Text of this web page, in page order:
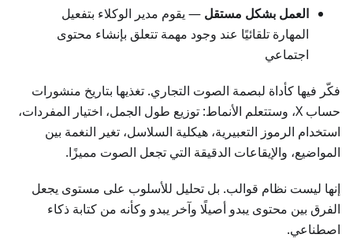
العمل بشكل مستقل — يقوم مدير الوكلاء بتفعيل
المهارة تلقائيًا عند وجود مهمة تتعلق بإنشاء محتوى
اجتماعي
فكّر فيها كأداة لبصمة الصوت التجاري. تغذيها بتاريخ منشورات
حساب X، وستتعلم الأنماط: توزيع طول الجمل، اختيار المفردات،
استخدام الرموز التعبيرية، هيكلية السلاسل، تغير النغمة بين
المواضيع، والإيقاعات الدقيقة التي تجعل الصوت مميزًا.
إنها ليست نظام قوالب. بل تحليل للأسلوب على مستوى يجعل
الفرق بين محتوى يبدو أصيلًا وآخر يبدو وكأنه من كتابة ذكاء
اصطناعي.